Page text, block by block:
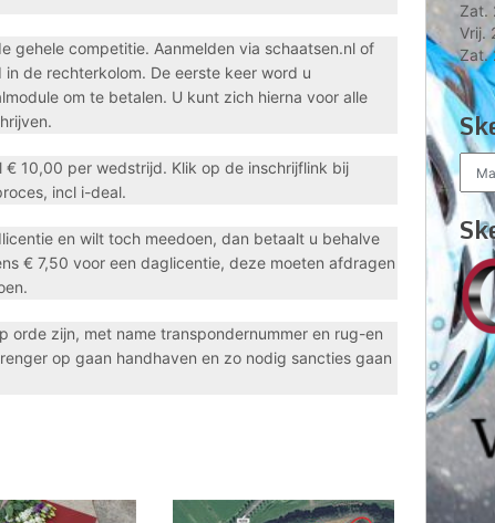
competitie. Aanmelden via schaatsen.nl of
de rechterkolom. De eerste keer word u
om te betalen. U kunt zich hierna voor alle
per wedstrijd. Klik op de inschrijflink bij
incl i-deal.
en wilt toch meedoen, dan betaalt u behalve
€ 7,50 voor een daglicentie, deze moeten afdragen
orde zijn, met name transpondernummer en rug-en
op gaan handhaven en zo nodig sancties gaan
Zat.
Vrij.
Zat.